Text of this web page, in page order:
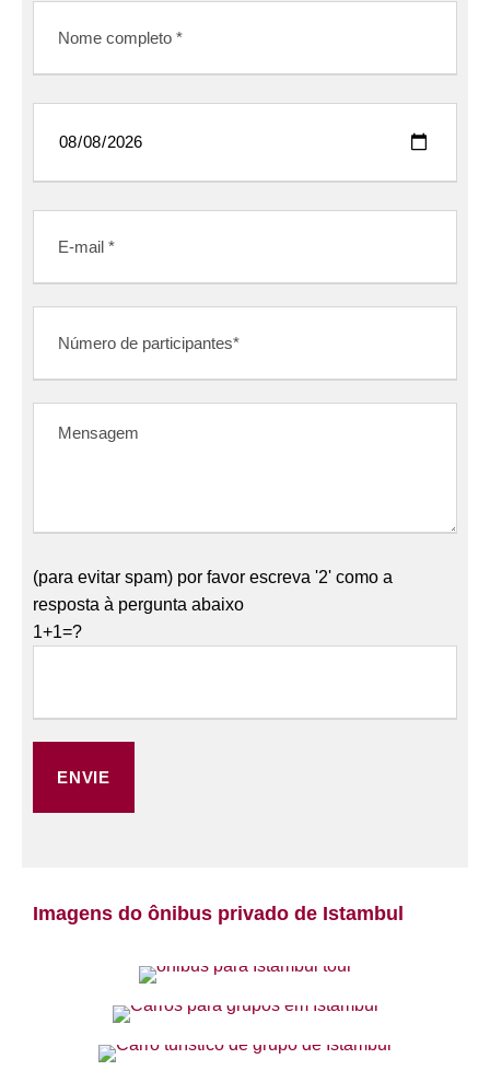
(para evitar spam) por favor escreva '2' como a
resposta à pergunta abaixo
1+1=?
Imagens do ônibus privado de Istambul